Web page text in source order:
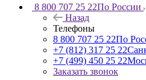
8 800 707 25 22По России
Назад
Телефоны
8 800 707 25 22По
+7 (812) 317 25 22
+7 (499) 450 25 22
Заказать звонок